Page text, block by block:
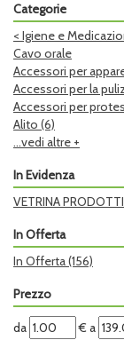
Categorie
< Igiene e
Cavo orale
Accessori per
Accessori per la
Accessori per
Alito (6)
...vedi altre +
In Evidenza
VETRINA PRODOTTI
In Offerta
In Offerta(156)
Prezzo
filtra
da
da €
filtra
a
a